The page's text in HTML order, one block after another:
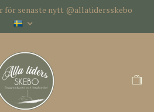
för senaste nytt @allatidersskebo